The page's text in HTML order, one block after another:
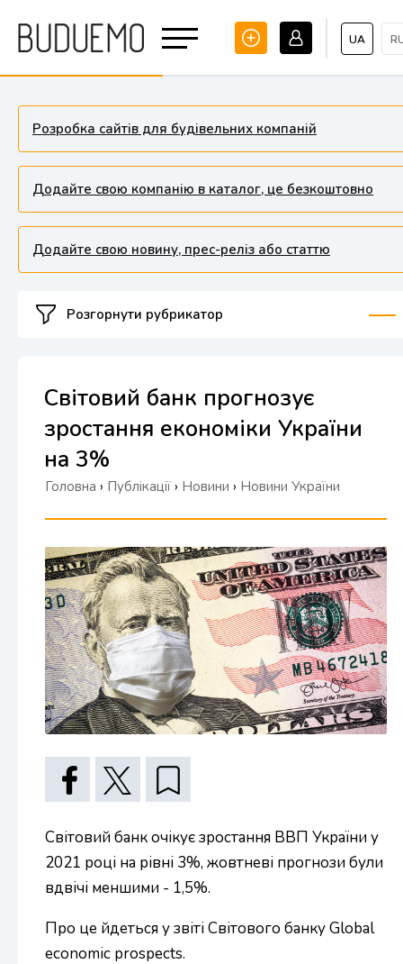
UA
Розробка сайтів для будівельних компаній
Додайте свою компанію в каталог, це безкоштовно
Додайте свою новину, прес-реліз або статтю
Розгорнути рубрикатор
Світовий банк прогнозує
зростання економіки України
на 3%
Головна › Публікації › Новини › Новини України
Світовий банк очікує зростання ВВП України у
2021 році на рівні 3%, жовтневі прогнози були
вдвічі меншими - 1,5%.
Про це йдеться у звіті Світового банку Global
economic prospects.